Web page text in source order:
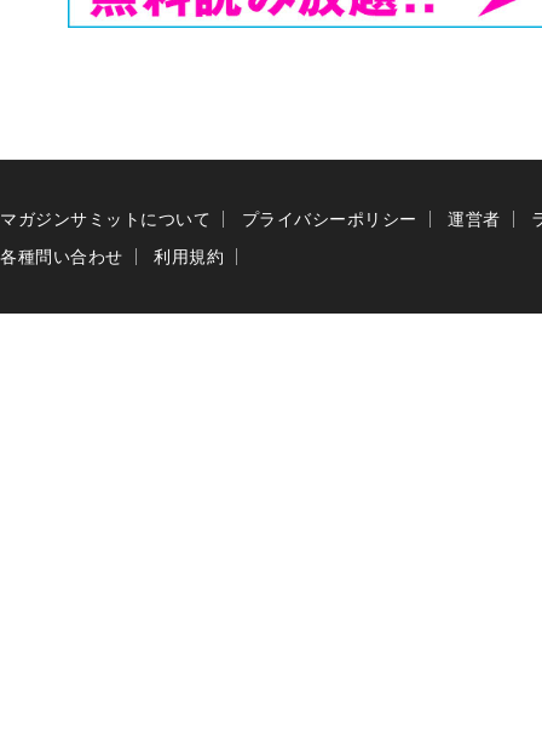
マガジンサミットについて プライバシーポリシー 運営者
各種問い合わせ
利用規約